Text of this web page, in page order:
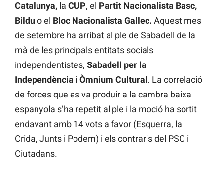
Catalunya, la CUP, el Partit Nacionalista Basc,
Bilduo el Bloc Nacionalista Gallec. Aquest mes
de setembre ha arribat al ple de Sabadell de la
mà de les principals entitats socials
independentistes, Sabadell per la
Independència i Òmnium Cultural. La correlació
de forces que es va produir a la cambra baixa
espanyola s’ha repetit al ple i la moció ha sortit
endavant amb 14 vots a favor (Esquerra, la
Crida, Junts i Podem) i els contraris del PSC i
Ciutadans.